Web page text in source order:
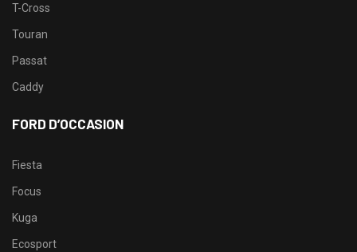
T-Cross
Touran
Passat
Caddy
FORD D’OCCASION
Fiesta
Focus
Kuga
Ecosport